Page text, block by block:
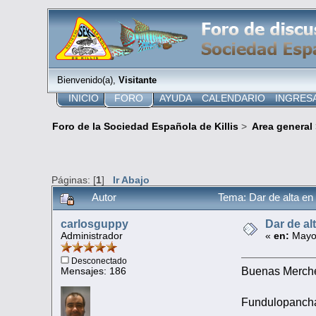
Bienvenido(a), Visitante
INICIO FORO AYUDA CALENDARIO
Foro de la Sociedad Española de Killis> Area general
Páginas: [1] Ir Abajo
Autor Tema: Dar de alta
carlosguppy
Administrador
Desconectado
Mensajes: 186
Dar de
«en:
Buenas